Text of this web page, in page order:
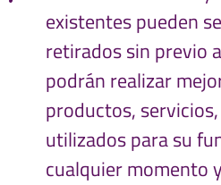
existentes pueden
retirados sin previo
podrán realizar
productos,
utilizados para su
cualquier momento